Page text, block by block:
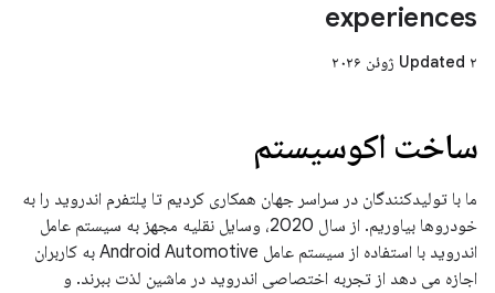
experiences
Updated ۲ ژوئن ۲۰۲۶
ساخت اکوسیستم
ما با تولیدکنندگان در سراسر جهان همکاری کردیم تا پلتفرم اندروید را به
خودروها بیاوریم. از سال 2020، وسایل نقلیه مجهز به سیستم عامل
اندروید با استفاده از سیستم عامل Android Automotive به کاربران
اجازه می دهد از تجربه اختصاصی اندروید در ماشین لذت ببرند. و